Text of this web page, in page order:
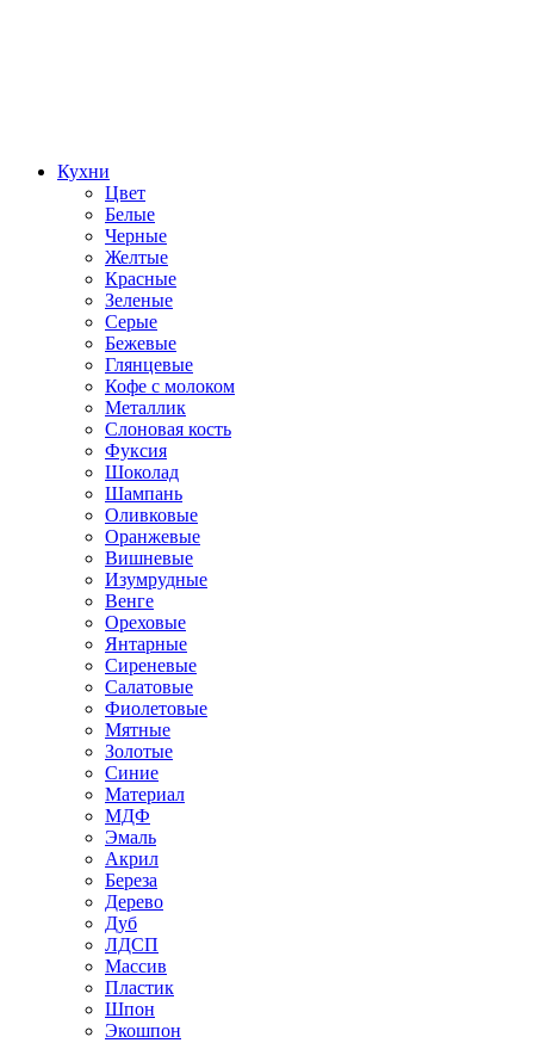
Кухни
Цвет
Белые
Черные
Желтые
Красные
Зеленые
Серые
Бежевые
Глянцевые
Кофе с молоком
Металлик
Слоновая кость
Фуксия
Шоколад
Шампань
Оливковые
Оранжевые
Вишневые
Изумрудные
Венге
Ореховые
Янтарные
Сиреневые
Салатовые
Фиолетовые
Мятные
Золотые
Синие
Материал
МДФ
Эмаль
Акрил
Береза
Дерево
Дуб
ЛДСП
Массив
Пластик
Шпон
Экошпон